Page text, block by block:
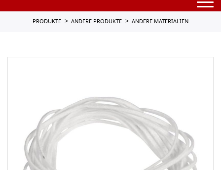
PRODUKTE ANDERE PRODUKTE ANDERE MATERIALIEN